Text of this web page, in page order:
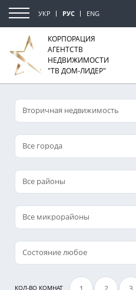
УКР РУС ENG
КОРПОРАЦИЯ
АГЕНТСТВ
НЕДВИЖИМОСТИ
"ТВ ДОМ-ЛИДЕР"
Все города
Все микрорайоны
КОЛ-ВО КОМНАТ